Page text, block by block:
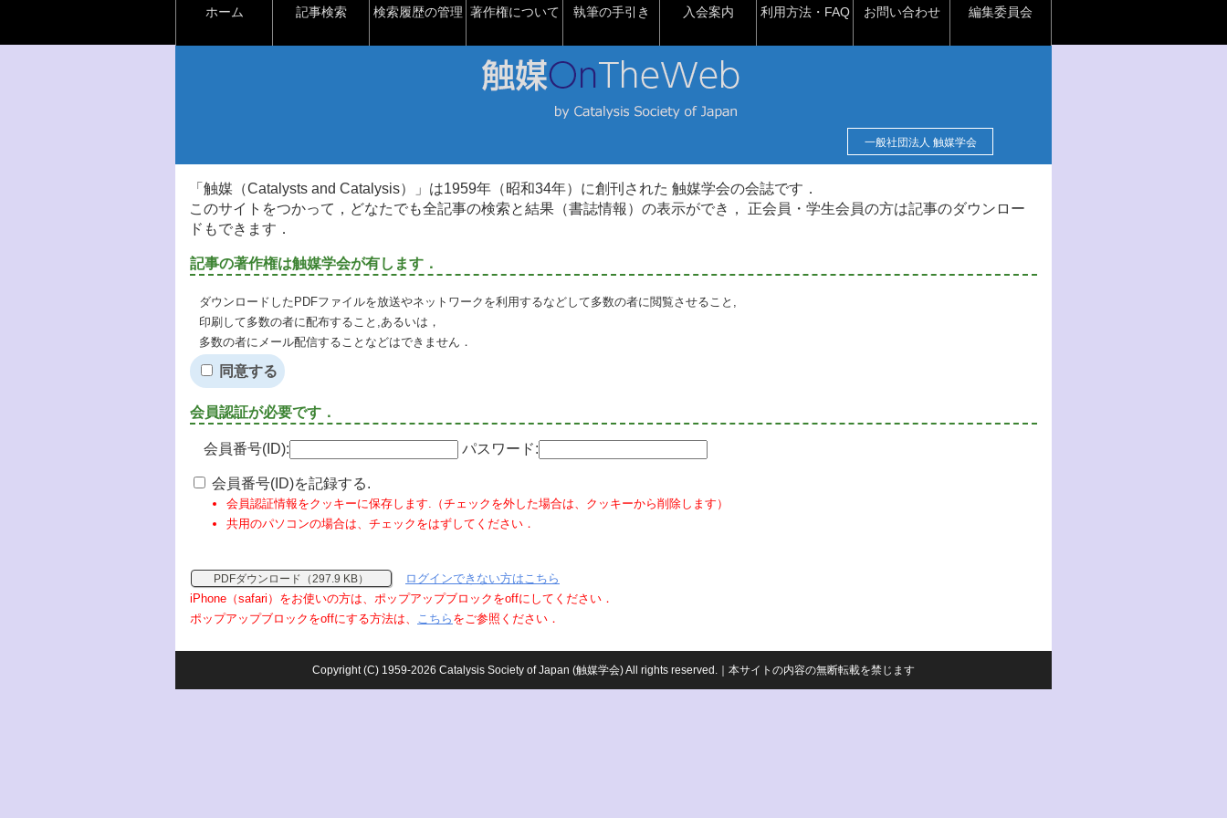
ホーム 記事検索 検索履歴の管理 著作権について 執筆の手引き 入会案内 利用方法・FAQ お問い合わせ 編集委員会
一般社団法人 触媒学会
「触媒（Catalysts and Catalysis）」は1959年（昭和34年）に創刊された 触媒学会の会誌です．
このサイトをつかって，どなたでも全記事の検索と結果（書誌情報）の表示ができ， 正会員・学生会員の方は記事のダウンロー
ドもできます．
記事の著作権は触媒学会が有します．
ダウンロードしたPDFファイルを放送やネットワークを利用するなどして多数の者に閲覧させること,
印刷して多数の者に配布すること,あるいは，
多数の者にメール配信することなどはできません．
同意する
会員認証が必要です．
会員番号(ID): パスワード:
会員番号(ID)を記録する.
会員認証情報をクッキーに保存します.（チェックを外した場合は、クッキーから削除します）
共用のパソコンの場合は、チェックをはずしてください．
PDFダウンロード（297.9 KB）
ログインできない方はこちら
iPhone（safari）をお使いの方は、ポップアップブロックをoffにしてください．
ポップアップブロックをoffにする方法は、 こちら をご参照ください．
Copyright (C) 1959-2026 Catalysis Society of Japan (触媒学会) All rights reserved.｜本サイトの内容の無断転載を禁じます